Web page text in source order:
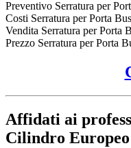
Preventivo Serratura per
Costi Serratura per Porta
Vendita Serratura per Porta
Prezzo Serratura per Porta
Affidati ai
Cilindro